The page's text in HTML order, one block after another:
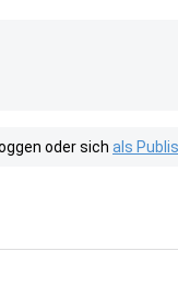
oder sich als